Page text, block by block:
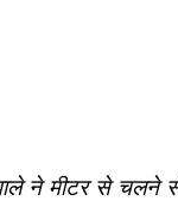
ने मीटर से